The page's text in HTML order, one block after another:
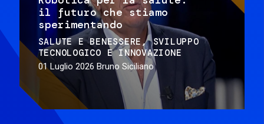
il futuro che stiamo
sperimentando
SALUTE E BENESSERE
SVILUPPO
TECNOLOGICO E INNOVAZIONE
01 Luglio 2026 Bruno Siciliano